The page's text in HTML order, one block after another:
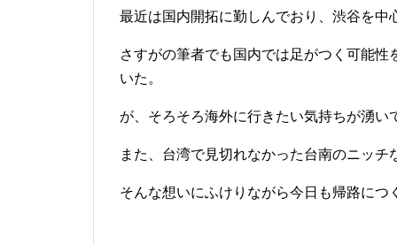
最近は国内開拓に勤しんでおり、渋谷を
さすがの筆者でも国内では足がつく可能
いた。
が、そろそろ海外に行きたい気持ちが湧い
また、台湾で見切れなかった台南のニッ
そんな想いにふけりながら今日も帰路につ